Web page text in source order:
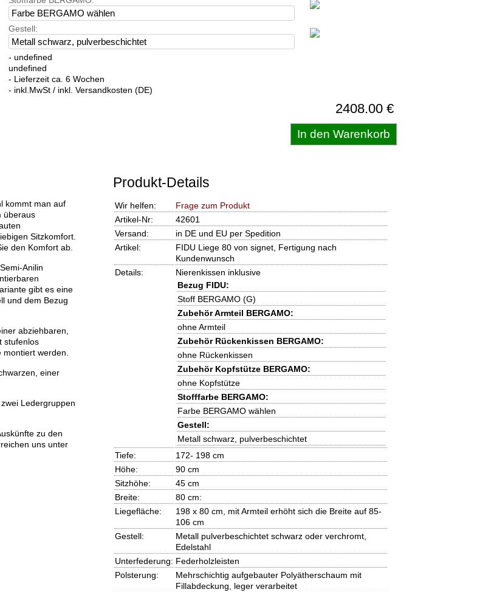
Gestell:
- undefined
undefined
- Lieferzeit ca. 6 Wochen
- inkl.MwSt / inkl. Versandkosten (DE)
2408.00 €
kommt man auf
überaus
Sitzkomfort.
den Komfort ab.
Anilin
gibt es eine
und dem Bezug
abziehbaren,
stufenlos
werden.
einer
Ledergruppen
zu den
uns unter
Produkt-Details
Wir helfen:
Frage zum Produkt
Artikel-Nr:
42601
Versand:
in DE und EU per Spedition
Artikel:
FIDU Liege 80 von signet, Fertigung nach
Kundenwunsch
Details:
Nierenkissen inklusive
Bezug FIDU:
Stoff BERGAMO (G)
Zubehör Armteil BERGAMO:
ohne Armteil
Zubehör Rückenkissen BERGAMO:
ohne Rückenkissen
Zubehör Kopfstütze BERGAMO:
ohne Kopfstütze
Stofffarbe BERGAMO:
Farbe BERGAMO wählen
Gestell:
Metall schwarz, pulverbeschichtet
Tiefe:
172- 198 cm
Höhe:
90 cm
Sitzhöhe:
45 cm
Breite:
80 cm:
Liegefläche:
198 x 80 cm, mit Armteil erhöht sich die Breite auf 85-
106 cm
Gestell:
Metall pulverbeschichtet schwarz oder verchromt,
Edelstahl
Unterfederung: Federholzleisten
Polsterung:
Mehrschichtig aufgebauter Polyätherschaum mit
Fillabdeckung, leger verarbeitet